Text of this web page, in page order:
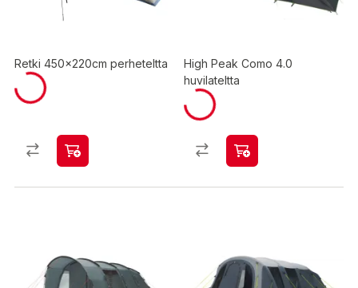
Retki 450x220cm perheteltta
High Peak Como 4.0
huvilateltta